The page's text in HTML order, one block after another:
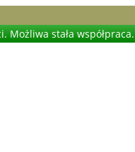
stała współpraca.